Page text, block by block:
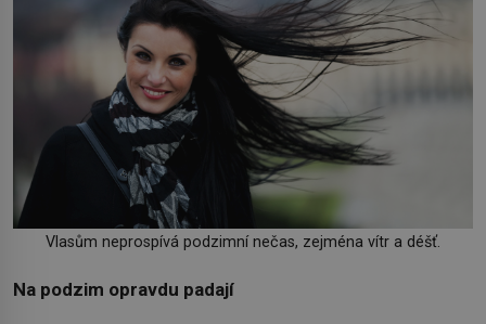
Vlasům neprospívá podzimní nečas, zejména vítr a déšť.
Na podzim opravdu padají